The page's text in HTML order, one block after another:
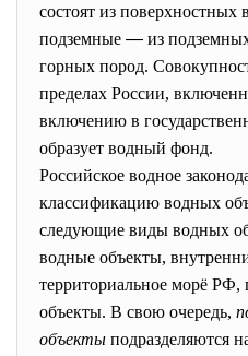
состоят из поверхностных
подземные — из
горных пород.
пределах России,
включению в
образует водный фонд.
Российское водное
классификацию водных
следующие виды водных
водные объекты,
территориальное морё
объекты. В свою очередь,
объекты подразделяются